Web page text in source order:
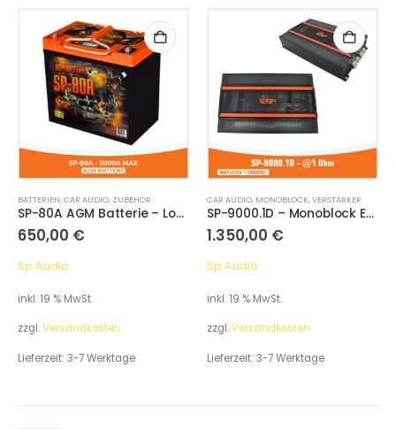
BATTERIEN,CAR AUDIO, ZUBEHÖR
SP-80A AGM Batterie – Long Life SPL Hochleistungsbatterie
650,00 €
Sp Audio
inkl. 19 % MwSt.
zzgl.Versandkosten
Lieferzeit: 3-7 Werktage
CAR AUDIO, MONOBLOCK,VERSTÄRKER
SP-9000.1D – Monoblock Endstufe @ 1 Ohm
1.350,00 €
Sp Audio
inkl. 19 % MwSt.
zzgl.Versandkosten
Lieferzeit: 3-7 Werktage